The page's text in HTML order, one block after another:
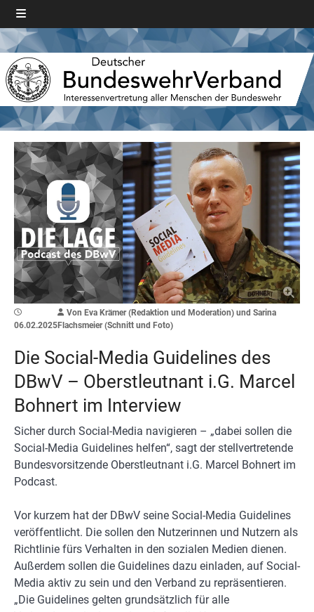
06.02.2025
Von Eva Krämer (Redaktion und Moderation) und Sarina
Flachsmeier (Schnitt und Foto)
Die Social-Media Guidelines des
DBwV – Oberstleutnant i.G. Marcel
Bohnert im Interview
Sicher durch Social-Media navigieren – „dabei sollen die
Social-Media Guidelines helfen“, sagt der stellvertretende
Bundesvorsitzende Oberstleutnant i.G. Marcel Bohnert im
Podcast.
Vor kurzem hat der DBwV seine Social-Media Guidelines
veröffentlicht. Die sollen den Nutzerinnen und Nutzern als
Richtlinie fürs Verhalten in den sozialen Medien dienen.
Außerdem sollen die Guidelines dazu einladen, auf Social-
Media aktiv zu sein und den Verband zu repräsentieren.
„Die Guidelines gelten grundsätzlich für alle